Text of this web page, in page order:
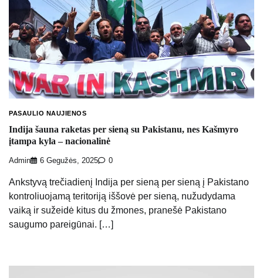
PASAULIO NAUJIENOS
Indija šauna raketas per sieną su Pakistanu, nes Kašmyro
įtampa kyla – nacionalinė
Admin 6 Gegužės, 2025 0
Ankstyvą trečiadienį Indija per sieną per sieną į Pakistano
kontroliuojamą teritoriją iššovė per sieną, nužudydama
vaiką ir sužeidė kitus du žmones, pranešė Pakistano
saugumo pareigūnai. […]